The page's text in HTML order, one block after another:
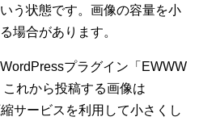
う状態です。画像の容量を小
場合があります。
プラグイン「EWWW
れから投稿する画像は
サービスを利用して小さくし